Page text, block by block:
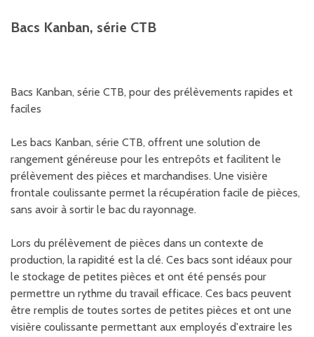
Bacs Kanban, série CTB
Bacs Kanban, série CTB, pour des prélèvements rapides et
faciles
Les bacs Kanban, série CTB, offrent une solution de
rangement généreuse pour les entrepôts et facilitent le
prélèvement des pièces et marchandises. Une visière
frontale coulissante permet la récupération facile de pièces,
sans avoir à sortir le bac du rayonnage.
Lors du prélèvement de pièces dans un contexte de
production, la rapidité est la clé. Ces bacs sont idéaux pour
le stockage de petites pièces et ont été pensés pour
permettre un rythme du travail efficace. Ces bacs peuvent
être remplis de toutes sortes de petites pièces et ont une
visière coulissante permettant aux employés d'extraire les